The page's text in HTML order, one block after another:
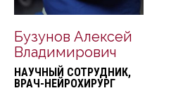
Бузунов Алексей
Владимирович
НАУЧНЫЙ СОТРУДНИК,
ВРАЧ-НЕЙРОХИРУРГ